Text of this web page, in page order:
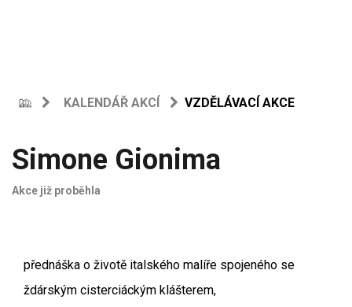
KALENDÁŘ AKCÍ VZDĚLÁVACÍ AKCE
Simone Gionima
Akce již proběhla
přednáška o životě italského malíře spojeného se
ždárským cisterciáckým klášterem,